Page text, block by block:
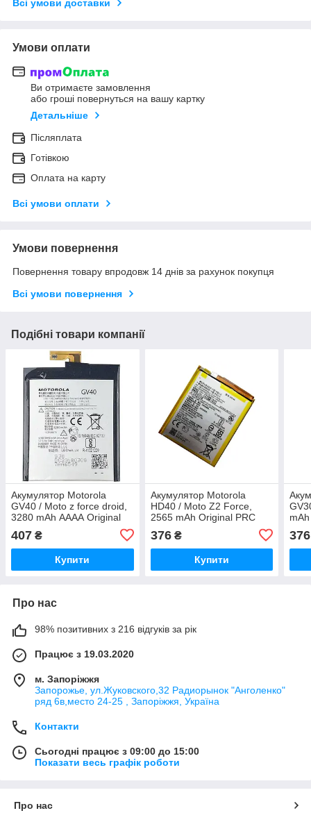
Всі умови доставки
Умови оплати
Ви отримаєте замовлення
або гроші повернуться на вашу картку
Детальніше
Післяплата
Готівкою
Оплата на карту
Всі умови оплати
Умови повернення
Повернення товару впродовж 14 днів за рахунок покупця
Всі умови повернення
Подібні товари компанії
Акумулятор Motorola
GV40 / Moto z force droid,
3280 mAh АААА Original
407 ₴
Купити
Акумулятор Motorola
HD40 / Moto Z2 Force,
2565 mAh Original PRC
376₴
Купити
376
Про нас
98% позитивних з 216 відгуків за рік
Працює з 19.03.2020
м. Запоріжжя
Запорожье, ул.Жуковского,32 Радиорынок "Анголенко"
ряд 6в,место 24-25 , Запоріжжя, Україна
Контакти
Сьогодні працює з 09:00 до 15:00
Показати весь графік роботи
Про нас